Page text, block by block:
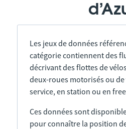
Les jeux de données
catégorie contiennent des
décrivant des flottes de
deux-roues motorisés ou
service, en station ou en
Ces données sont
pour connaître la position